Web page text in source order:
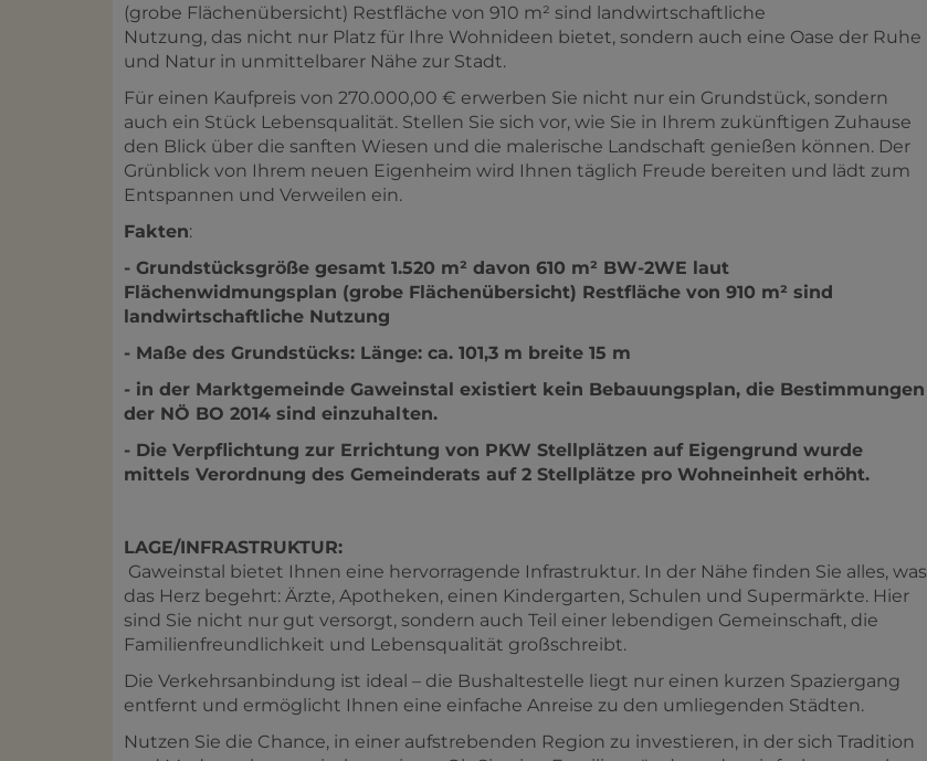
(grobe Flächenübersicht) Restfläche von 910 m² sind landwirtschaftliche
Nutzung, das nicht nur Platz für Ihre Wohnideen bietet, sondern auch eine Oase der Ruhe
und Natur in unmittelbarer Nähe zur Stadt.
Für einen Kaufpreis von 270.000,00 € erwerben Sie nicht nur ein Grundstück, sondern
auch ein Stück Lebensqualität. Stellen Sie sich vor, wie Sie in Ihrem zukünftigen Zuhause
den Blick über die sanften Wiesen und die malerische Landschaft genießen können. Der
Grünblick von Ihrem neuen Eigenheim wird Ihnen täglich Freude bereiten und lädt zum
Entspannen und Verweilen ein.
Fakten:
- Grundstücksgröße gesamt 1.520 m² davon 610 m² BW-2WE laut
Flächenwidmungsplan (grobe Flächenübersicht) Restfläche von 910 m² sind
landwirtschaftliche Nutzung
- Maße des Grundstücks: Länge: ca. 101,3 m breite 15 m
- in der Marktgemeinde Gaweinstal existiert kein Bebauungsplan, die Bestimmungen
der NÖ BO 2014 sind einzuhalten.
- Die Verpflichtung zur Errichtung von PKW Stellplätzen auf Eigengrund wurde
mittels Verordnung des Gemeinderats auf 2 Stellplätze pro Wohneinheit erhöht.
LAGE/INFRASTRUKTUR:
Gaweinstal bietet Ihnen eine hervorragende Infrastruktur. In der Nähe finden Sie alles, was
das Herz begehrt: Ärzte, Apotheken, einen Kindergarten, Schulen und Supermärkte. Hier
sind Sie nicht nur gut versorgt, sondern auch Teil einer lebendigen Gemeinschaft, die
Familienfreundlichkeit und Lebensqualität großschreibt.
Die Verkehrsanbindung ist ideal – die Bushaltestelle liegt nur einen kurzen Spaziergang
entfernt und ermöglicht Ihnen eine einfache Anreise zu den umliegenden Städten.
Nutzen Sie die Chance, in einer aufstrebenden Region zu investieren, in der sich Tradition